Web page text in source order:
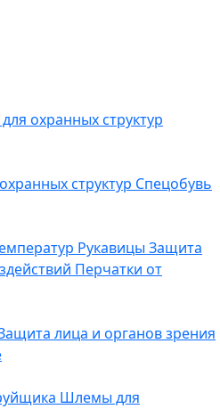
охранных структур
структур Спецобувь
Рукавицы Защита
Перчатки от
лица и органов зрения
Шлемы для